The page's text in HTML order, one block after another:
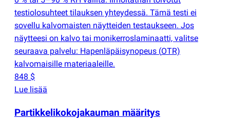
testiolosuhteet tilauksen yhteydessä. Tämä testi ei
sovellu kalvomaisten näytteiden testaukseen. Jos
näytteesi on kalvo tai monikerroslaminaatti, valitse
seuraava palvelu: Hapenläpäisynopeus (OTR)
kalvomaisille materiaaleille.
848 $
Lue lisää
Partikkelikokojakauman määritys